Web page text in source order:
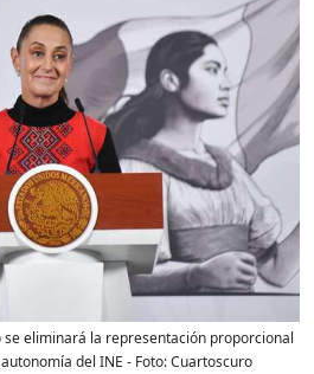
eliminará la representación proporcional
del INE - Foto:Cuartoscuro